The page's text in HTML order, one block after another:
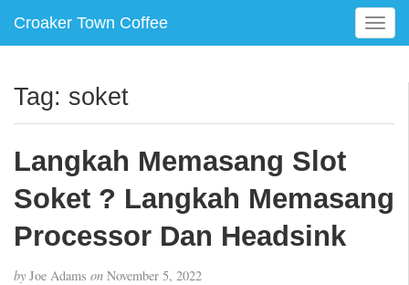
Croaker Town Coffee
T
o
e
i
Tag: soket
Langkah Memasang Slot
Soket ? Langkah Memasang
Processor Dan Headsink
by Joe Adams on November 5, 2022